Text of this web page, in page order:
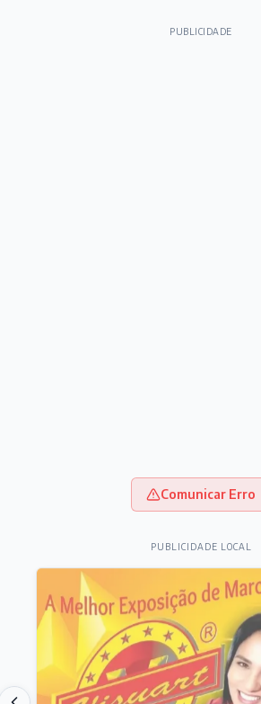
PUBLICIDADE
Comunicar Erro
PUBLICIDADE LOCAL